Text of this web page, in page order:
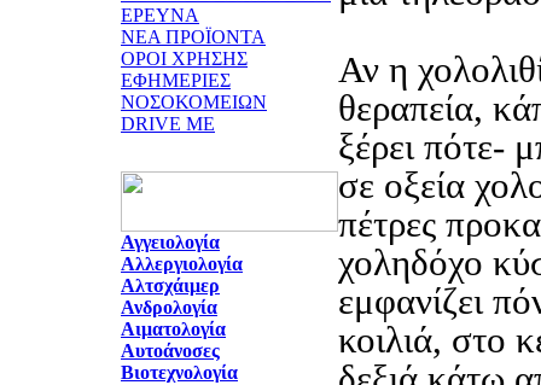
ΕΡΕΥΝΑ
ΝΕΑ ΠΡΟΪΟΝΤΑ
ΟΡΟΙ ΧΡΗΣΗΣ
ΕΦΗΜΕΡΙΕΣ
ΝΟΣΟΚΟΜΕΙΩΝ
DRIVE ME
Αγγειολογία
Αλλεργιολογία
Αλτσχάιμερ
Ανδρολογία
Αιματολογία
Αυτοάνοσες
Βιοτεχνολογία
Αν η
θεραπεία,
ξέρει πότε-
σε οξεία
πέτρες
χοληδόχο
εμφανίζει
κοιλιά, στο